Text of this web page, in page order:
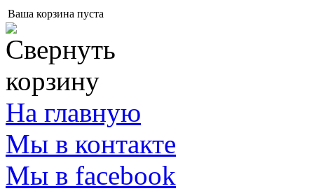
Ваша корзина пуста
На главную
Мы в контакте
Мы в facebook